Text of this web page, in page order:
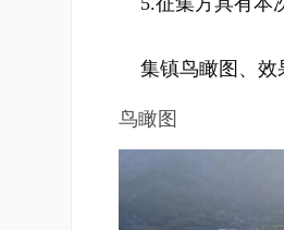
集镇鸟瞰图、效
鸟瞰图